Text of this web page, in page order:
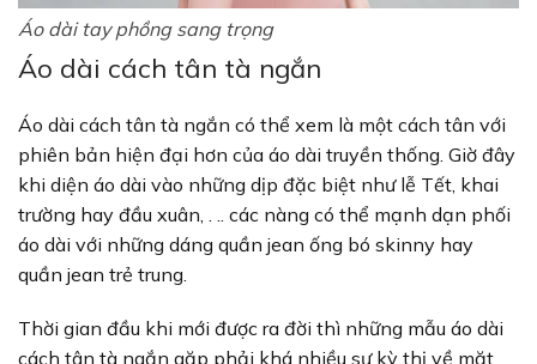
Áo dài tay phồng sang trọng
Áo dài cách tân tà ngắn
Áo dài cách tân tà ngắn có thể xem là một cách tân với
phiên bản hiện đại hơn của áo dài truyền thống. Giờ đây
khi diện áo dài vào những dịp đặc biệt như lễ Tết, khai
trường hay đầu xuân, . .. các nàng có thể mạnh dạn phối
áo dài với những dáng quần jean ống bó skinny hay
quần jean trẻ trung.
Thời gian đầu khi mới được ra đời thì những mẫu áo dài
cách tân tà ngắn gặp phải khá nhiều sự kỳ thị về mặt